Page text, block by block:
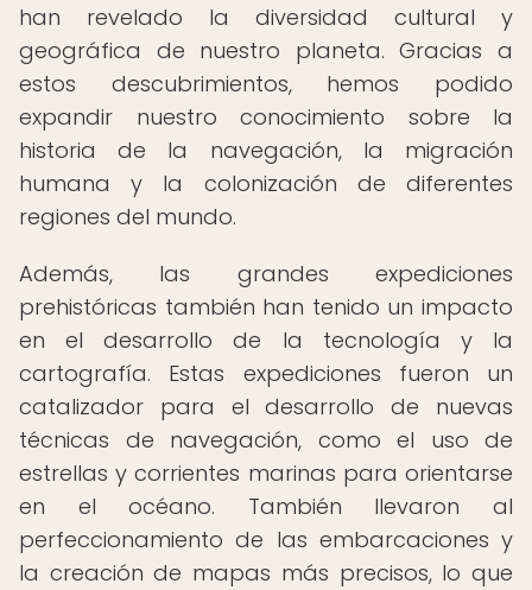
han revelado la diversidad cultural y
geográfica de nuestro planeta. Gracias a
estos descubrimientos, hemos podido
expandir nuestro conocimiento sobre la
historia de la navegación, la migración
humana y la colonización de diferentes
regiones del mundo.
Además, las grandes expediciones
prehistóricas también han tenido un impacto
en el desarrollo de la tecnología y la
cartografía. Estas expediciones fueron un
catalizador para el desarrollo de nuevas
técnicas de navegación, como el uso de
estrellas y corrientes marinas para orientarse
en el océano. También llevaron al
perfeccionamiento de las embarcaciones y
la creación de mapas más precisos, lo que